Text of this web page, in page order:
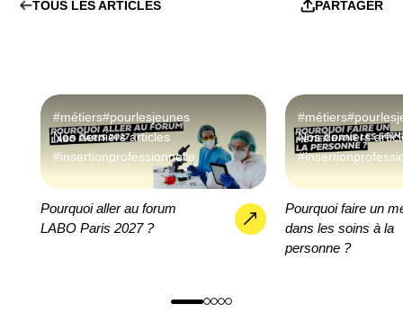
TOUS LES ARTICLES PARTAGER
#métiers#pourlesjeunes
Nos derniers articles
#insertionprofessionnelle
Pourquoi aller au forum
LABO Paris 2027 ?
#métiers
Nos derniers
Pourquoi faire un
dans les soins à la
personne ?